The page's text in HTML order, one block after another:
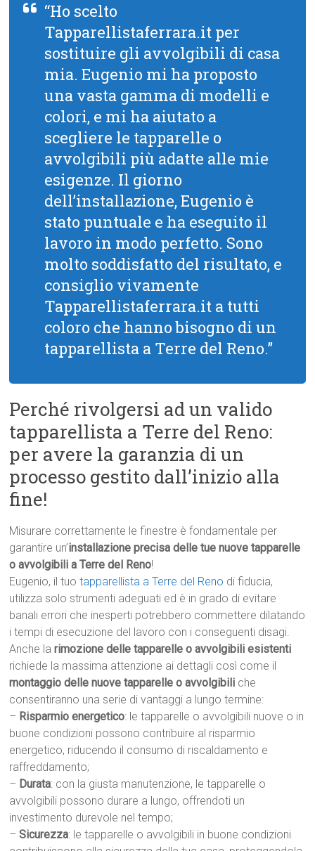
“Ho scelto
Tapparellistaferrara.it per
sostituire gli avvolgibili di casa
mia. Eugenio mi ha proposto
una vasta gamma di modelli e
colori, e mi ha aiutato a
scegliere le tapparelle o
avvolgibili più adatte alle mie
esigenze. Il giorno
dell’installazione, Eugenio è
stato puntuale e ha eseguito il
lavoro in modo perfetto. Sono
molto soddisfatto del risultato, e
consiglio vivamente
Tapparellistaferrara.it a tutti
coloro che hanno bisogno di un
tapparellista a Terre del Reno.”
Perché rivolgersi ad un valido
tapparellista a Terre del Reno:
per avere la garanzia di un
processo gestito dall’inizio alla
fine!
Misurare correttamente le finestre è fondamentale per
garantire un’installazione precisa delle tue nuove tapparelle
o avvolgibili a Terre del Reno!
Eugenio, il tuotapparellista a Terre del Reno di fiducia,
utilizza solo strumenti adeguati ed è in grado di evitare
banali errori che inesperti potrebbero commettere dilatando
i tempi di esecuzione del lavoro con i conseguenti disagi.
Anche larimozione delle tapparelle o avvolgibili esistenti
richiede la massima attenzione ai dettagli così come il
montaggio delle nuove tapparelle o avvolgibili che
consentiranno una serie di vantaggi a lungo termine:
– Risparmio energetico: le tapparelle o avvolgibili nuove o in
buone condizioni possono contribuire al risparmio
energetico, riducendo il consumo di riscaldamento e
raffreddamento;
– Durata: con la giusta manutenzione, le tapparelle o
avvolgibili possono durare a lungo, offrendoti un
investimento durevole nel tempo;
–Sicurezza: le tapparelle o avvolgibili in buone condizioni